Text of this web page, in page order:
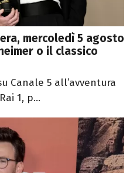
mercoledì 5 agosto
o il classico
Canale 5 all’avventura
1, p...